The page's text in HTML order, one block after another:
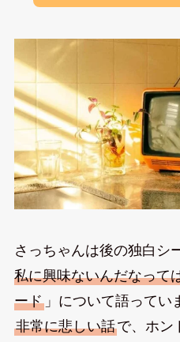
さっちゃんは後の独白シ
私に興味ないんだなって
ード」について語ってい
非常に悲しい話で、ホン